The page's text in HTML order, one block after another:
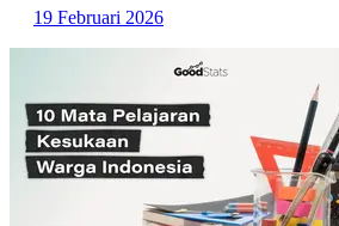
19 Februari 2026